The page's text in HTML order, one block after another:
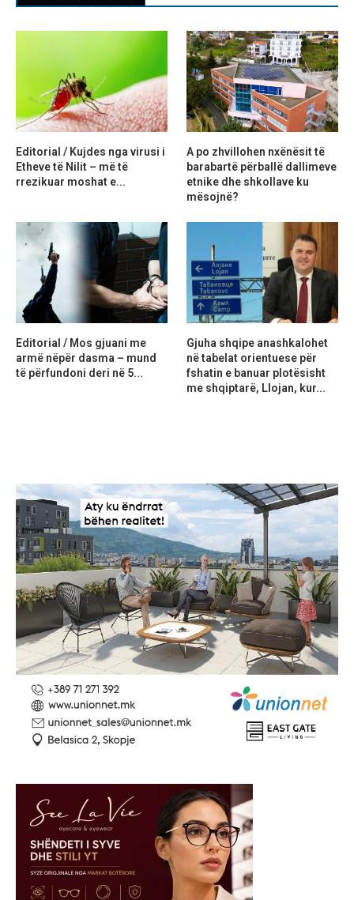
Editorial / Kujdes nga virusi i
Etheve të Nilit – më të
rrezikuar moshat e...
A po zhvillohen nxënësit të
barabartë përballë dallimeve
etnike dhe shkollave ku
mësojnë?
Editorial / Mos gjuani me
armë nëpër dasma – mund
të përfundoni deri në 5...
Gjuha shqipe anashkalohet
në tabelat orientuese për
fshatin e banuar plotësisht
me shqiptarë, Llojan, kur...